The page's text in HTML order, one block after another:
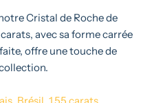
Cristal de Roche de
avec sa forme carrée
offre une touche de